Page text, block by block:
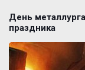
День
праздника